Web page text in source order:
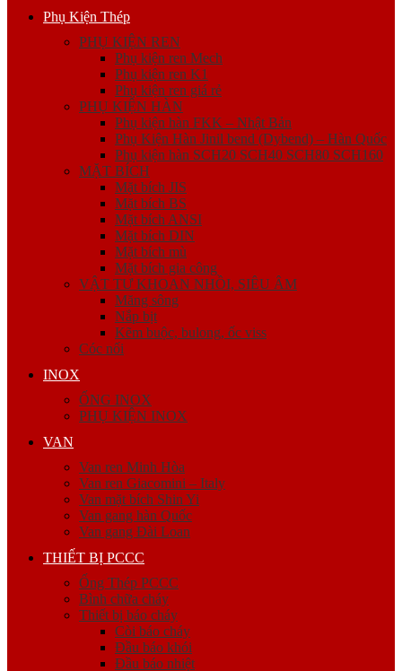
Phụ Kiện Thép
PHỤ KIỆN REN
Phụ kiện ren Mech
Phụ kiện ren K1
Phụ kiện ren giá rẻ
PHỤ KIỆN HÀN
Phụ kiện hàn FKK – Nhật Bản
Phụ Kiện Hàn Jinil bend (Dybend) – Hàn Quốc
Phụ kiện hàn SCH20 SCH40 SCH80 SCH160
MẶT BÍCH
Mặt bích JIS
Mặt bích BS
Mặt bích ANSI
Mặt bích DIN
Mặt bích mù
Mặt bích gia công
VẬT TƯ KHOAN NHỒI, SIÊU ÂM
Măng sông
Nắp bịt
Kẽm buộc, bulong, ốc viss
Cóc nối
INOX
ỐNG INOX
PHỤ KIỆN INOX
VAN
Van ren Minh Hòa
Van ren Giacomini – Italy
Van mặt bích Shin Yi
Van gang hàn Quốc
Van gang Đài Loan
THIẾT BỊ PCCC
Ống Thép PCCC
Bình chữa cháy
Thiết bị báo cháy
Còi báo cháy
Đầu báo khói
Đầu báo nhiệt